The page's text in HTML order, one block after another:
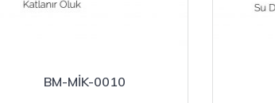
BM-MİK-0010